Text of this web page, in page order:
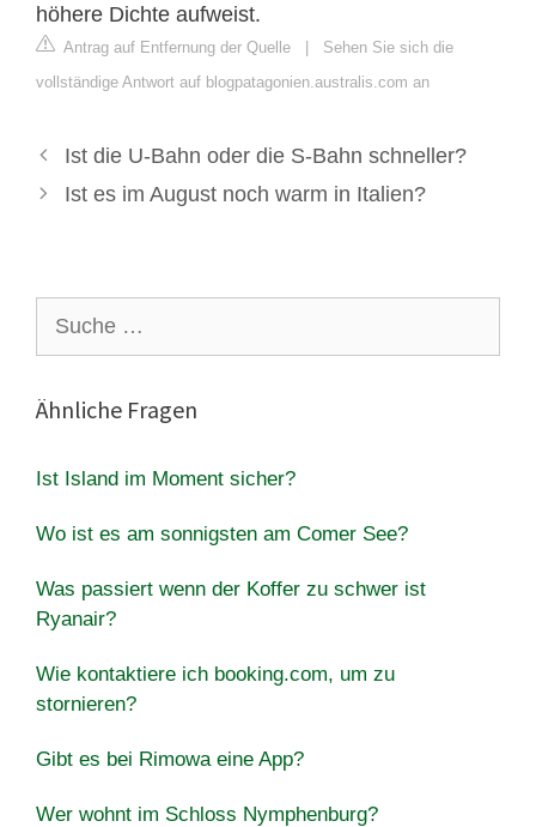
höhere Dichte aufweist.
Antrag auf Entfernung der Quelle | Sehen Sie sich die
vollständige Antwort auf blogpatagonien.australis.com an
Ist die U-Bahn oder die S-Bahn schneller?
Ist es im August noch warm in Italien?
nach:
Ähnliche Fragen
Ist Island im Moment sicher?
Wo ist es am sonnigsten am Comer See?
Was passiert wenn der Koffer zu schwer ist
Ryanair?
Wie kontaktiere ich booking.com, um zu
stornieren?
Gibt es bei Rimowa eine App?
Wer wohnt im Schloss Nymphenburg?